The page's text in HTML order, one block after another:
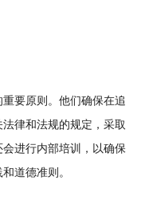
要原则。他们确保在追
律和法规的规定，采取
进行内部培训，以确保
道德准则。